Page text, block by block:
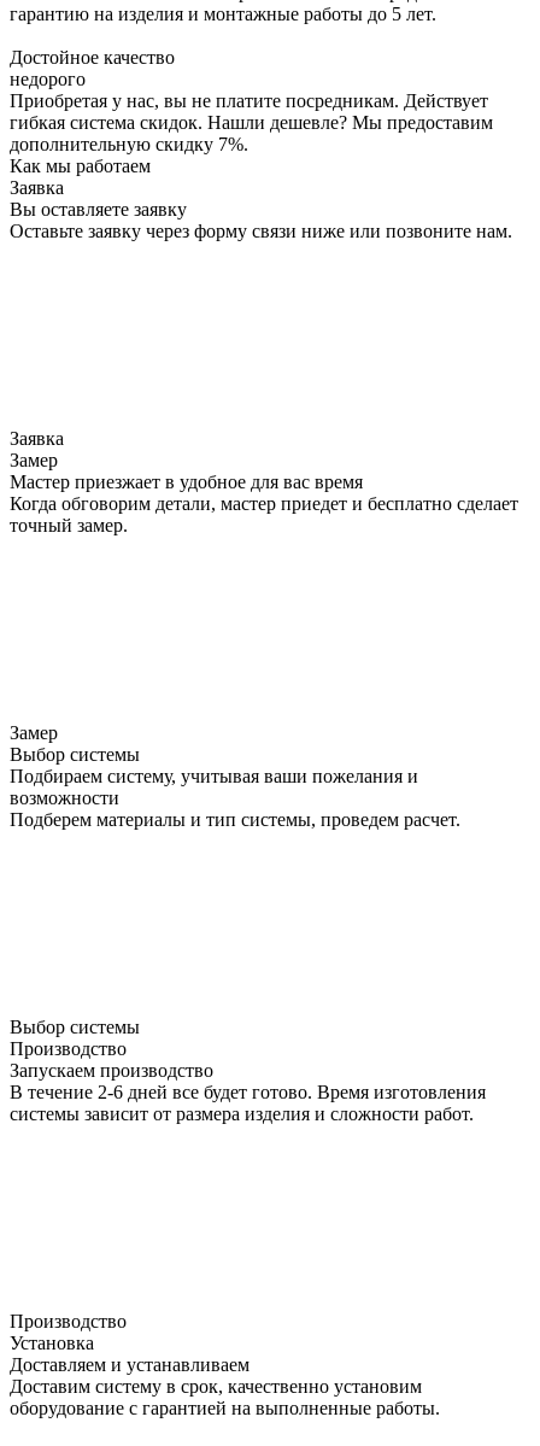
гарантию на изделия и монтажные работы до 5 лет.
Достойное качество
недорого
Приобретая у нас, вы не платите посредникам. Действует
гибкая система скидок. Нашли дешевле? Мы предоставим
дополнительную скидку 7%.
Как мы работаем
Заявка
Вы оставляете заявку
Оставьте заявку через форму связи ниже или позвоните нам.
Заявка
Замер
Мастер приезжает в удобное для вас время
Когда обговорим детали, мастер приедет и бесплатно сделает
точный замер.
Замер
Выбор системы
Подбираем систему, учитывая ваши пожелания и
возможности
Подберем материалы и тип системы, проведем расчет.
Выбор системы
Производство
Запускаем производство
В течение 2-6 дней все будет готово. Время изготовления
системы зависит от размера изделия и сложности работ.
Производство
Установка
Доставляем и устанавливаем
Доставим систему в срок, качественно установим
оборудование с гарантией на выполненные работы.